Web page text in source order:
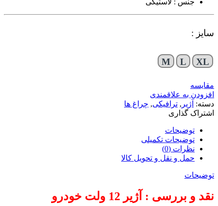
سایز :
M L XL
مقایسه
افزودن به علاقمندی
دسته: آژیر , ترافیکی, چراغ ها
اشتراک گذاری
توضیحات
توضیحات تکمیلی
نظرات (0)
حمل و نقل و تحویل کالا
توضیحات
نقد و بررسی : آژیر 12 ولت خودرو